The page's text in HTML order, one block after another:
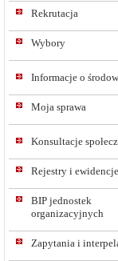
Rekrutacja
Wybory
Informacje o
Moja sprawa
Konsultacje
Rejestry i ewidencje
BIP jednostek
organizacyjnych
Zapytania i